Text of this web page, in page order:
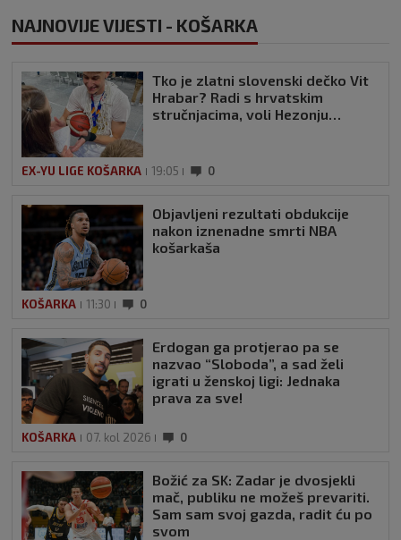
NAJNOVIJE VIJESTI - KOŠARKA
Tko je zlatni slovenski dečko Vit
Hrabar? Radi s hrvatskim
stručnjacima, voli Hezonju…
EX-YU LIGE KOŠARKA 19:05 0
Objavljeni rezultati obdukcije
nakon iznenadne smrti NBA
košarkaša
KOŠARKA 11:30 0
Erdogan ga protjerao pa se
nazvao “Sloboda”, a sad želi
igrati u ženskoj ligi: Jednaka
prava za sve!
KOŠARKA 07. kol 2026 0
Božić za SK: Zadar je dvosjekli
mač, publiku ne možeš prevariti.
Sam sam svoj gazda, radit ću po
svom